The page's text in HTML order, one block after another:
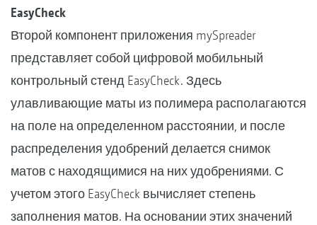
EasyCheck
Второй компонент приложения mySpreader
представляет собой цифровой мобильный
контрольный стенд EasyCheck. Здесь
улавливающие маты из полимера располагаются
на поле на определенном расстоянии, и после
распределения удобрений делается снимок
матов с находящимися на них удобрениями. С
учетом этого EasyCheck вычисляет степень
заполнения матов. На основании этих значений